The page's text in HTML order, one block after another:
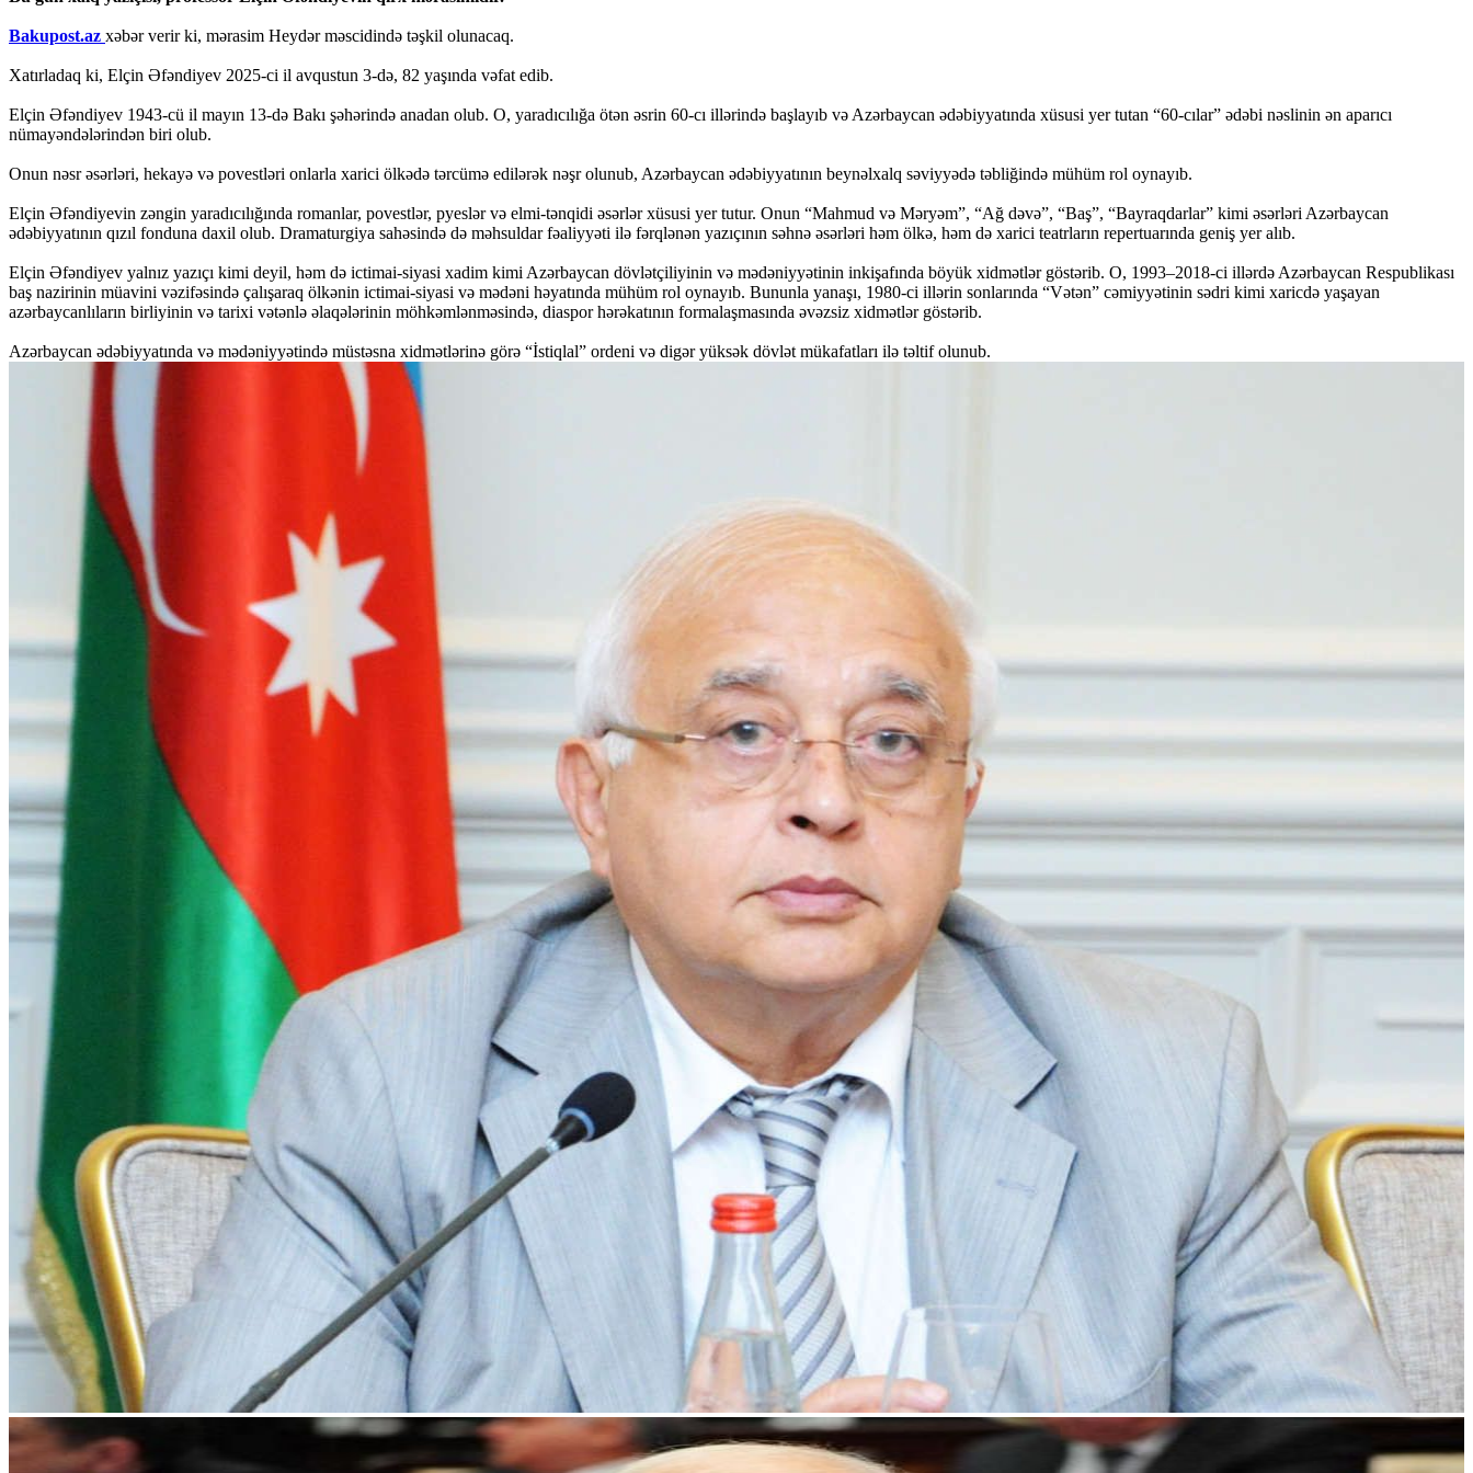
Bakupost.az xəbər verir ki, mərasim Heydər məscidində təşkil olunacaq.
Xatırladaq ki, Elçin Əfəndiyev 2025-ci il avqustun 3-də, 82 yaşında vəfat edib.
Elçin Əfəndiyev 1943-cü il mayın 13-də Bakı şəhərində anadan olub. O, yaradıcılığa ötən əsrin 60-cı illərində başlayıb və Azərbaycan ədəbiyyatında xüsusi yer tutan “60-cılar” ədəbi nəslinin ən aparıcı
nümayəndələrindən biri olub.
Onun nəsr əsərləri, hekayə və povestləri onlarla xarici ölkədə tərcümə edilərək nəşr olunub, Azərbaycan ədəbiyyatının beynəlxalq səviyyədə təbliğində mühüm rol oynayıb.
Elçin Əfəndiyevin zəngin yaradıcılığında romanlar, povestlər, pyeslər və elmi-tənqidi əsərlər xüsusi yer tutur. Onun “Mahmud və Məryəm”, “Ağ dəvə”, “Baş”, “Bayraqdarlar” kimi əsərləri Azərbaycan
ədəbiyyatının qızıl fonduna daxil olub. Dramaturgiya sahəsində də məhsuldar fəaliyyəti ilə fərqlənən yazıçının səhnə əsərləri həm ölkə, həm də xarici teatrların repertuarında geniş yer alıb.
Elçin Əfəndiyev yalnız yazıçı kimi deyil, həm də ictimai-siyasi xadim kimi Azərbaycan dövlətçiliyinin və mədəniyyətinin inkişafında böyük xidmətlər göstərib. O, 1993–2018-ci illərdə Azərbaycan Respublikası
baş nazirinin müavini vəzifəsində çalışaraq ölkənin ictimai-siyasi və mədəni həyatında mühüm rol oynayıb. Bununla yanaşı, 1980-ci illərin sonlarında “Vətən” cəmiyyətinin sədri kimi xaricdə yaşayan
azərbaycanlıların birliyinin və tarixi vətənlə əlaqələrinin möhkəmlənməsində, diaspor hərəkatının formalaşmasında əvəzsiz xidmətlər göstərib.
Azərbaycan ədəbiyyatında və mədəniyyətində müstəsna xidmətlərinə görə “İstiqlal” ordeni və digər yüksək dövlət mükafatları ilə təltif olunub.